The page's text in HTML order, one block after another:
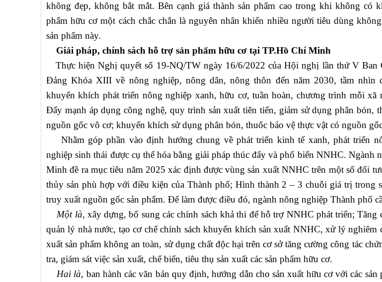
không đẹp, không bắt mắt. Bên cạnh giá thành sản phẩm cao trong khi không có
phẩm hữu cơ một cách chắc chắn là nguyên nhân khiến nhiều người tiêu dùng
sản phẩm này.
Giải pháp, chính sách hỗ trợ sản phẩm hữu cơ tại TP.Hồ Chí Minh
Thực hiện Nghị quyết số 19-NQ/TW ngày 16/6/2022 của Hội nghị lần thứ V Ban
Đảng Khóa XIII về nông nghiệp, nông dân, nông thôn đến năm 2030, tầm nhìn
khuyến khích phát triển nông nghiệp xanh, hữu cơ, tuần hoàn, chương trình mỗi xã
Đẩy mạnh áp dụng công nghệ, quy trình sản xuất tiên tiến, giảm sử dụng phân bón,
nguồn gốc vô cơ; khuyến khích sử dụng phân bón, thuốc bảo vệ thực vật có nguồn
Nhằm góp phần vào định hướng chung về phát triển kinh tế xanh, phát triển
nghiệp sinh thái được cụ thể hóa bằng giải pháp thúc đẩy và phổ biến NNHC. Ngành
Minh đề ra mục tiêu năm 2025 xác định được vùng sản xuất NNHC trên một số đối
thủy sản phù hợp với điều kiện của Thành phố; Hình thành 2 – 3 chuỗi giá trị trong
truy xuất nguồn gốc sản phẩm. Để làm được điều đó, ngành nông nghiệp Thành phố
Một là, xây dựng, bổ sung các chính sách khả thi để hỗ trợ NNHC phát triển; Tăng
quản lý nhà nước, tạo cơ chế chính sách khuyến khích sản xuất NNHC, xử lý nghiêm
xuất sản phẩm không an toàn, sử dụng chất độc hại trên cơ sở tăng cường công tác
tra, giám sát việc sản xuất, chế biến, tiêu thụ sản xuất các sản phẩm hữu cơ.
Hai là, ban hành các văn bản quy định, hướng dẫn cho sản xuất hữu cơ với các sản